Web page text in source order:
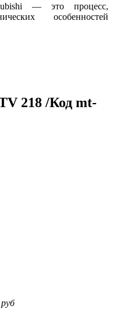
— это процесс,
особенностей
218 /Код mt-
руб